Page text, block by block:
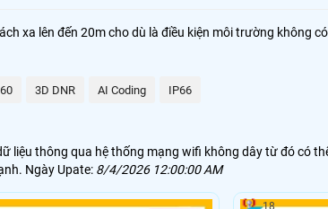
xa lên đến 20m cho dù là điều kiện môi trường không
3D DNR AI Coding IP66
liệu thông qua hệ thống mạng wifi không dây từ đó có
Ngày Upate: 8/4/2026 12:00:00 AM
18